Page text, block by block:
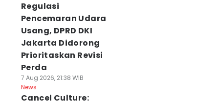
Regulasi
Pencemaran Udara
Usang, DPRD DKI
Jakarta Didorong
Prioritaskan Revisi
Perda
7 Aug 2026, 21:38 WIB
News
Cancel Culture: